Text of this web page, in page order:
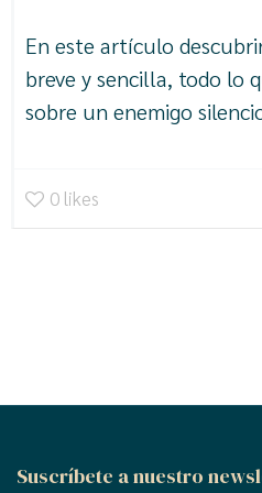
En este artículo
breve y sencilla, todo lo
sobre un enemigo
0 likes
Suscríbete a nuestro